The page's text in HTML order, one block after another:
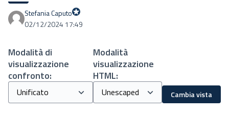
Stefania Caputo
Proprio Stefania
02/12/2024 17:49
Modalità di
visualizzazione
confronto:
Modalità
visualizzazione
HTML:
Cambia vista